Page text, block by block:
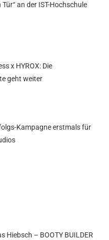
an der IST-Hochschule
x HYROX: Die
geht weiter
Kampagne erstmals für
Hiebsch – BOOTY BUILDER